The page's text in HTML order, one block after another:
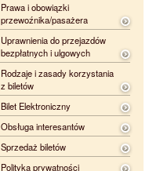
Prawa i obowiązki
przewoźnika/pasażera
Uprawnienia do przejazdów
bezpłatnych i ulgowych
Rodzaje i zasady korzystania
z biletów
Bilet Elektroniczny
Obsługa interesantów
Sprzedaż biletów
Polityka prywatności